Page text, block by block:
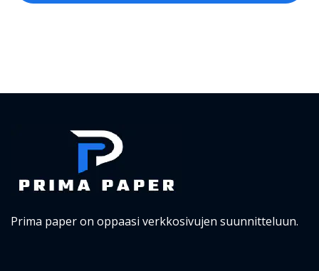
Prima paper on oppaasi verkkosivujen suunnitteluun.